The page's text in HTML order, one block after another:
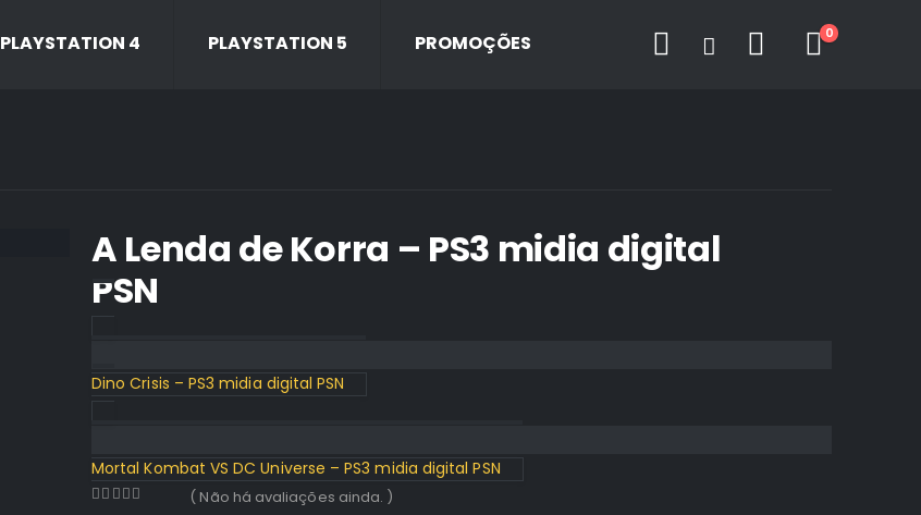
PLAYSTATION 4 PLAYSTATION 5 PROMOÇÕES 0
A Lenda de Korra – PS3 midia digital
PSN
Dino Crisis – PS3 midia digital PSN
Mortal Kombat VS DC Universe – PS3 midia digital PSN
( Não há avaliações ainda. )